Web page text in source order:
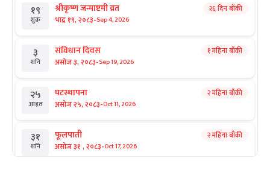
१९
शुक्र
श्रीकृष्ण जन्माष्टमी व्रत
भाद्र १९, २०८३-Sep 4, 2026
२६ दिन बाँकी
३
शनि
संविधान दिवस
असोज ३, २०८३-Sep 19, 2026
१ महिना बाँकी
२५
आइत
घटस्थापना
असोज २५, २०८३-Oct 11, 2026
२ महिना बाँकी
३१
शनि
फूलपाती
असोज ३१ , २०८३-Oct 17, 2026
२ महिना बाँकी